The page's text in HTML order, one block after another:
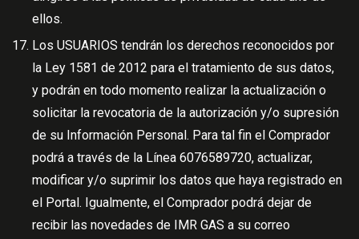
ellos.
Los USUARIOS tendrán los derechos reconocidos por
la Ley 1581 de 2012 para el tratamiento de sus datos,
y podrán en todo momento realizar la actualización o
solicitar la revocatoria de la autorización y/o supresión
de su Información Personal. Para tal fin el Comprador
podrá a través de la Línea 6076589720, actualizar,
modificar y/o suprimir los datos que haya registrado en
el Portal. Igualmente, el Comprador podrá dejar de
recibir las novedades de IMR GAS a su correo